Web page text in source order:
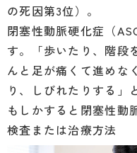
の死因第3位）。
閉塞性動脈硬化症（
す。「歩いたり、階段
んと足が痛くて進めな
り、しびれたりする」
もしかすると閉塞性動
検査または治療方法